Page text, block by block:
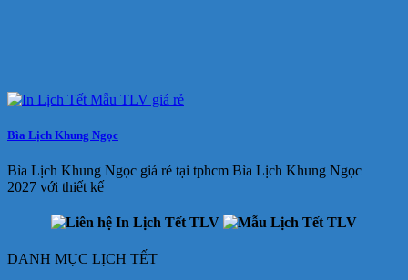
Bìa Lịch Khung Ngọc
Bìa Lịch Khung Ngọc giá rẻ tại tphcm Bìa Lịch Khung Ngọc
2027 với thiết kế
DANH MỤC LỊCH TẾT